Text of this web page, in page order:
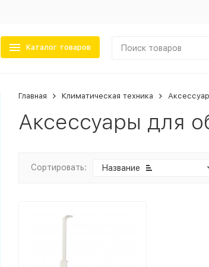
Каталог товаров
Главная Климатическая техника
Аксессуары для
Сортировать: Название